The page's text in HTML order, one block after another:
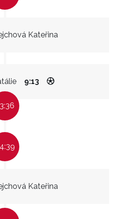
Kateřina
9:13
Kateřina